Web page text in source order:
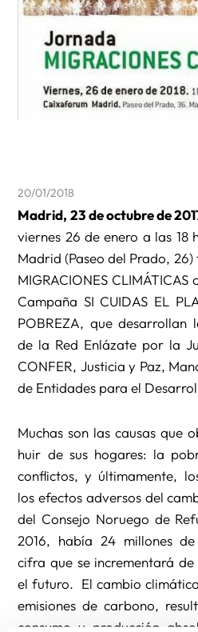
20/01/2018
Madrid, 23 de octubre de
viernes 26 de enero a las 18
Madrid (Paseo del Prado,
MIGRACIONES
Campaña SI CUIDAS EL
POBREZA, que desarrollan
de la Red Enlázate por la
CONFER, Justicia y Paz,
de Entidades para el
Muchas son las causas que
huir de sus hogares: la
conflictos, y últimamente,
los efectos adversos del
del Consejo Noruego de
2016, había 24 millones
cifra que se incrementará
el futuro. El cambio
emisiones de carbono,
consumo y producción